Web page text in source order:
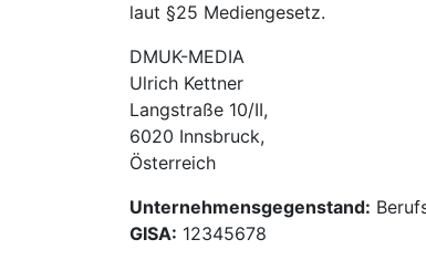
laut §25 Mediengesetz.
DMUK-MEDIA
Ulrich Kettner
Langstraße 10/II,
6020 Innsbruck,
Österreich
Unternehmensgegenstand:
GISA: 12345678